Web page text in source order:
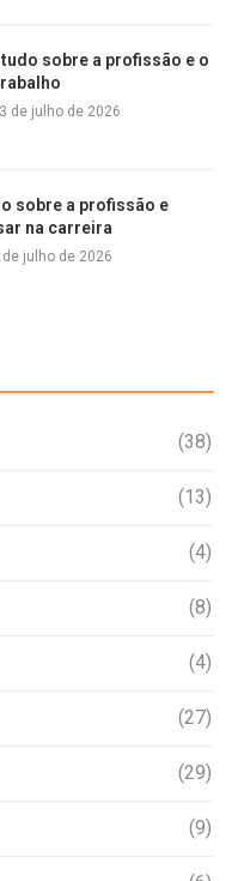
sobre a profissão e o
de julho de 2026
sobre a profissão e
na carreira
de julho de 2026
(38)
(13)
(4)
(8)
(4)
(27)
(29)
(9)